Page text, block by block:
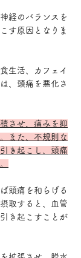
経のバランスを
す原因となりま
生活、カフェイ
、頭痛を悪化さ
させ、痛みを抑
また、不規則な
き起こし、頭痛
頭痛を和らげる
取すると、血管
き起こすことが